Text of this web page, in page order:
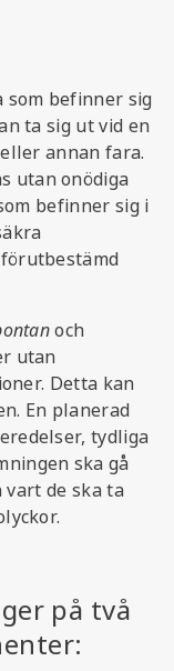
befinner sig
ta sig ut vid en
annan fara.
utan onödiga
befinner sig i
och
utan
Detta kan
En planerad
tydliga
ska gå
vart de ska ta
på två